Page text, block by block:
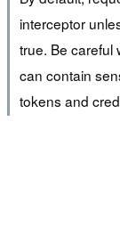
interceptor
true. Be careful
can contain
tokens and